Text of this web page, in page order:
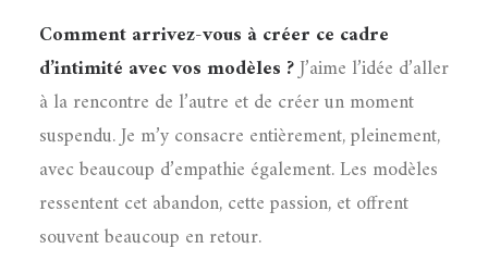
Comment arrivez-vous à créer ce cadre
d’intimité avec vos modèles ?J’aime l’idée d’aller
à la rencontre de l’autre et de créer un moment
suspendu. Je m’y consacre entièrement, pleinement,
avec beaucoup d’empathie également. Les modèles
ressentent cet abandon, cette passion, et offrent
souvent beaucoup en retour.